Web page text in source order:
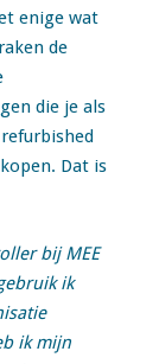
enige wat
de
die je als
Dat is
bij MEE
ik
ik mijn